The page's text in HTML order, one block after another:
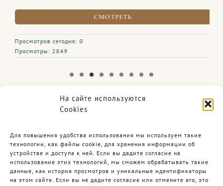
На сайте используются
Cookies
Для повышения удобства использования мы используем такие
технологии, как файлы cookie, для хранения информации об
устройстве и доступа к ней. Если вы дадите согласие на
использование этих технологий, мы сможем обрабатывать такие
данные, как история просмотров и уникальные идентификаторы
на этом сайте. Если вы не дадите согласие или отмените его, это
СМОТРЕТЬ
Просмотров сегодня: 0
Просмотры: 2849
Итак, идите, и научите все народы…
…и се, Я с вами во все дни до скончания
века.
Матфея 28:19-20